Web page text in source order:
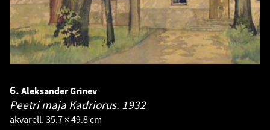
6. Aleksander Grinev
Peetri maja Kadriorus. 1932
akvarell. 35.7 × 49.8 cm